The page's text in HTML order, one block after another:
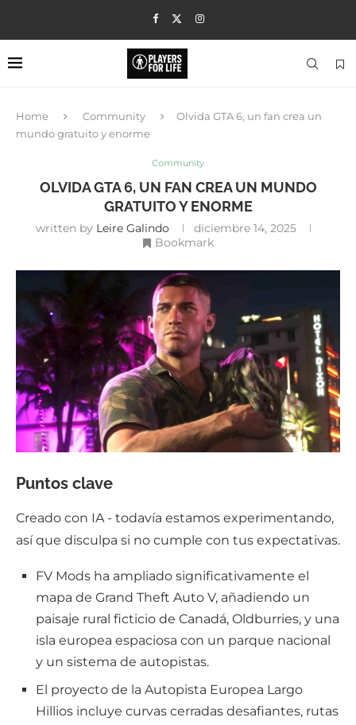
Home Community
Olvida GTA 6, un fan crea un
mundo gratuito y enorme
Community
OLVIDA GTA 6, UN FAN CREA UN MUNDO
GRATUITO Y ENORME
written by Leire Galindo
diciembre 14, 2025
Bookmark
Puntos clave
Creado con IA - todavía estamos experimentando,
así que disculpa si no cumple con tus expectativas.
FV Mods ha ampliado significativamente el
mapa de Grand Theft Auto V, añadiendo un
paisaje rural ficticio de Canadá, Oldburries, y una
isla europea espaciosa con un parque nacional
y un sistema de autopistas.
El proyecto de la Autopista Europea Largo
Hillios incluye curvas cerradas desafiantes, rutas